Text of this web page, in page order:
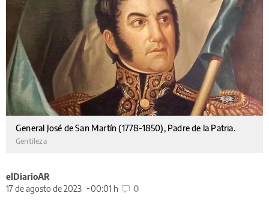
General José de San Martín (1778-1850), Padre de la Patria.
Gentileza
elDiarioAR
17 de agosto de 2023
00:01 h 0